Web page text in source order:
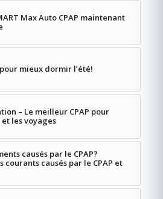
Max Auto CPAP maintenant
mieux dormir l’été!
– Le meilleur CPAP pour
et les voyages
causés par le CPAP?
courants causés par le CPAP et